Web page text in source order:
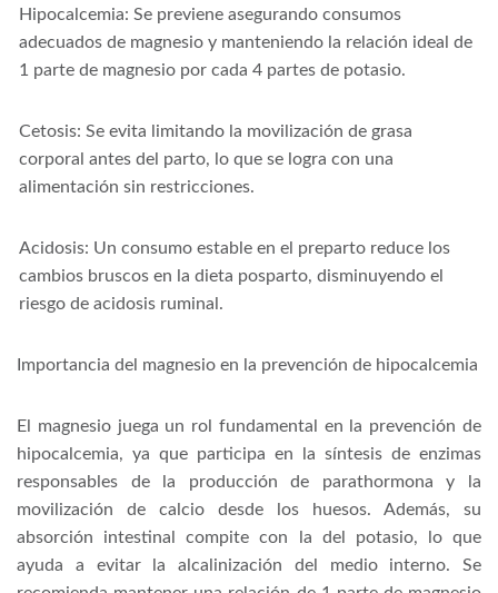
Hipocalcemia: Se previene asegurando consumos
adecuados de magnesio y manteniendo la relación ideal de
1 parte de magnesio por cada 4 partes de potasio.
Cetosis: Se evita limitando la movilización de grasa
corporal antes del parto, lo que se logra con una
alimentación sin restricciones.
Acidosis: Un consumo estable en el preparto reduce los
cambios bruscos en la dieta posparto, disminuyendo el
riesgo de acidosis ruminal.
Importancia del magnesio en la prevención de hipocalcemia
El magnesio juega un rol fundamental en la prevención de
hipocalcemia, ya que participa en la síntesis de enzimas
responsables de la producción de parathormona y la
movilización de calcio desde los huesos. Además, su
absorción intestinal compite con la del potasio, lo que
ayuda a evitar la alcalinización del medio interno. Se